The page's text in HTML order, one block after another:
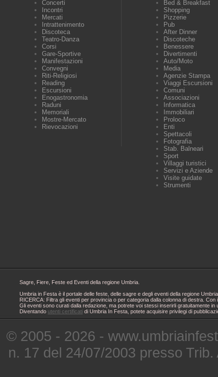
Concerti
Incontri
Mercati
Intrattenimento
Discoteca
Teatro-Danza
Corsi
Gare-Sportive
Manifestazioni
Convegni
Riti-Religiosi
Reading
Escursioni
Enogastronomia
Raduni
Memoriali
Mostre-Mercato
Rievocazioni
Bed & Breakfast
Shopping
Pizzerie
Pub
After Dinner
Discoteche
Benessere
Divertimenti
Auto/Moto
Media
Agenzie Stampa
Viaggi Escursioni
Comuni
Associazioni
Informatica
Immobiliari
Proloco
Enti
Spettacoli
Fotografia
Stab. Balneari
Sport
Villaggi turistici
Servizi e Aziende
Visite guidate
Strumenti
Sagre, Fiere, Feste ed Eventi della regione Umbria.
Umbria in Festa è il portale delle feste, delle sagre e degli eventi della regione
RICERCA: Filtra gli eventi per provincia o per categoria dalla colonna di destra.
Gli eventi sono curati dalla redazione, ma potrete voi stessi inserirli gratuitamente
Diventando utenti certificati di Umbria In Festa, potete acquisire privilegi di
© 2005 - 2026 -
n. 17 del 24/07/2003 presso